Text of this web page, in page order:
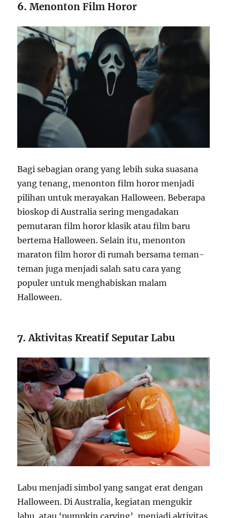
6.Menonton Film Horor
Bagi sebagian orang yang lebih suka suasana
yang tenang, menonton film horor menjadi
pilihan untuk merayakan Halloween. Beberapa
bioskop di Australia sering mengadakan
pemutaran film horor klasik atau film baru
bertema Halloween. Selain itu, menonton
maraton film horor di rumah bersama teman-
teman juga menjadi salah satu cara yang
populer untuk menghabiskan malam
Halloween.
7.Aktivitas Kreatif Seputar Labu
Labu menjadi simbol yang sangat erat dengan
Halloween. Di Australia, kegiatan mengukir
labu, atau ‘pumpkin carving’, menjadi aktivitas